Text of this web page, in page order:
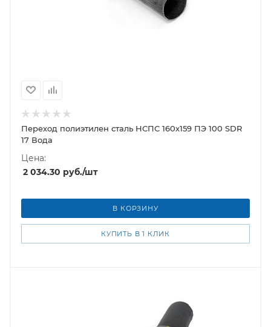
Переход полиэтилен сталь НСПС 160х159 ПЭ 100 SDR
17 Вода
Цена:
2 034.30 руб./шт
В КОРЗИНУ
КУПИТЬ В 1 КЛИК